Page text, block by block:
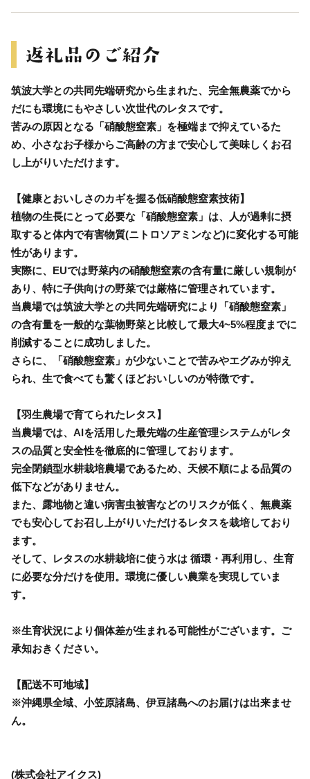
筑波大学との共同先端研究から生まれた、完全無農薬でから
だにも環境にもやさしい次世代のレタスです。
苦みの原因となる「硝酸態窒素」を極端まで抑えているた
め、小さなお子様からご高齢の方まで安心して美味しくお召
し上がりいただけます。
【健康とおいしさのカギを握る低硝酸態窒素技術】
植物の生長にとって必要な「硝酸態窒素」は、人が過剰に摂
取すると体内で有害物質(ニトロソアミンなど)に変化する可能
性があります。
実際に、EUでは野菜内の硝酸態窒素の含有量に厳しい規制が
あり、特に子供向けの野菜では厳格に管理されています。
当農場では筑波大学との共同先端研究により「硝酸態窒素」
の含有量を一般的な葉物野菜と比較して最大4~5%程度までに
削減することに成功しました。
さらに、「硝酸態窒素」が少ないことで苦みやエグみが抑え
られ、生で食べても驚くほどおいしいのが特徴です。
【羽生農場で育てられたレタス】
当農場では、AIを活用した最先端の生産管理システムがレタ
スの品質と安全性を徹底的に管理しております。
完全閉鎖型水耕栽培農場であるため、天候不順による品質の
低下などがありません。
また、露地物と違い病害虫被害などのリスクが低く、無農薬
でも安心してお召し上がりいただけるレタスを栽培しており
ます。
そして、レタスの水耕栽培に使う水は 循環・再利用し、生育
に必要な分だけを使用。環境に優しい農業を実現していま
す。
※生育状況により個体差が生まれる可能性がございます。ご
承知おきください。
【配送不可地域】
※沖縄県全域、小笠原諸島、伊豆諸島へのお届けは出来ませ
ん。
(株式会社アイクス)